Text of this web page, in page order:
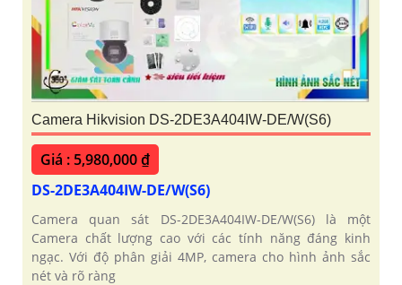
Camera Hikvision DS-2DE3A404IW-DE/W(S6)
Giá : 5,980,000 ₫
DS-2DE3A404IW-DE/W(S6)
Camera quan sát DS-2DE3A404IW-DE/W(S6) là một
Camera chất lượng cao với các tính năng đáng kinh
ngạc. Với độ phân giải 4MP, camera cho hình ảnh sắc
nét và rõ ràng